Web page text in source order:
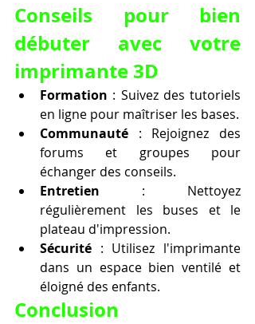
Conseils pour bien
débuter avec votre
imprimante 3D
Formation : Suivez des tutoriels
en ligne pour maîtriser les bases.
Communauté : Rejoignez des
forums et groupes pour
échanger des conseils.
Entretien : Nettoyez
régulièrement les buses et le
plateau d'impression.
Sécurité : Utilisez l'imprimante
dans un espace bien ventilé et
éloigné des enfants.
Conclusion